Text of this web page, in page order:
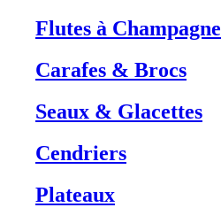
Flutes à Champagne
Carafes & Brocs
Seaux & Glacettes
Cendriers
Plateaux